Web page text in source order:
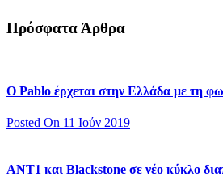
Πρόσφατα Άρθρα
Ο Pablo έρχεται στην Ελλάδα με τη
Posted On 11 Ιούν 2019
ΑΝΤ1 και Blackstone σε νέο κύκλο